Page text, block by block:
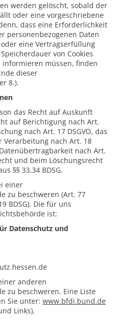
werden gelöscht, sobald der
oder eine vorgeschriebene
dass eine Erforderlichkeit
personenbezogenen Daten
eine Vertragserfüllung
von Cookies
müssen, finden
dieser
8.).
das Recht auf Auskunft
auf Berichtigung nach Art.
nach Art. 17 DSGVO, das
Verarbeitung nach Art. 18
nach Art.
und beim Löschungsrecht
§§ 33,34 BDSG.
einer
zu beschweren (Art. 77
BDSG). Die für uns
ist:
Datenschutz und
anderen
zu beschweren. Eine Liste
Sie unter:www.bfdi.bund.de
Links).